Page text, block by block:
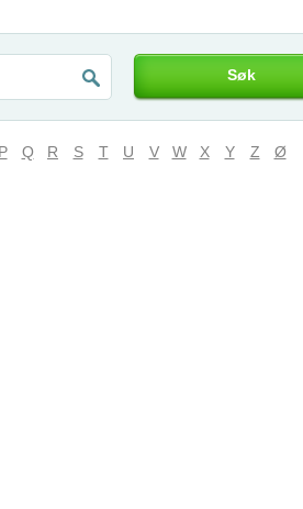
Søk
P Q R S T U V W X Y Z Ø